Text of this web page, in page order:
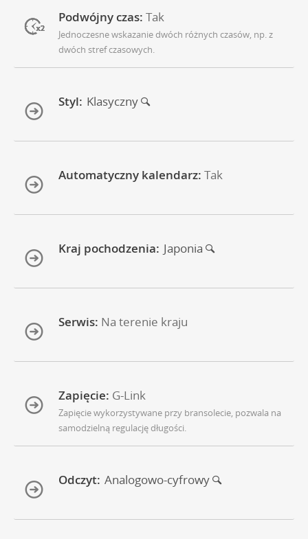
Podwójny czas: Tak
Jednoczesne wskazanie dwóch różnych czasów, np. z
dwóch stref czasowych.
Styl: Klasyczny
Automatyczny kalendarz: Tak
Kraj pochodzenia: Japonia
Serwis: Na terenie kraju
Zapięcie: G-Link
Zapięcie wykorzystywane przy bransolecie, pozwala na
samodzielną regulację długości.
Odczyt: Analogowo-cyfrowy